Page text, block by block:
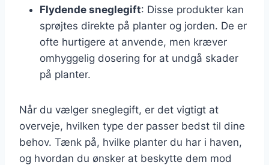
Flydende sneglegift: Disse produkter kan
sprøjtes direkte på planter og jorden. De er
ofte hurtigere at anvende, men kræver
omhyggelig dosering for at undgå skader
på planter.
Når du vælger sneglegift, er det vigtigt at
overveje, hvilken type der passer bedst til dine
behov. Tænk på, hvilke planter du har i haven,
og hvordan du ønsker at beskytte dem mod